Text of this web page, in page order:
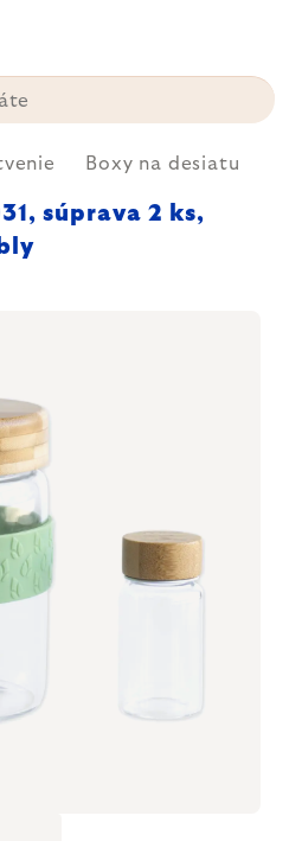
Boxy na desiatu
súprava 2 ks,